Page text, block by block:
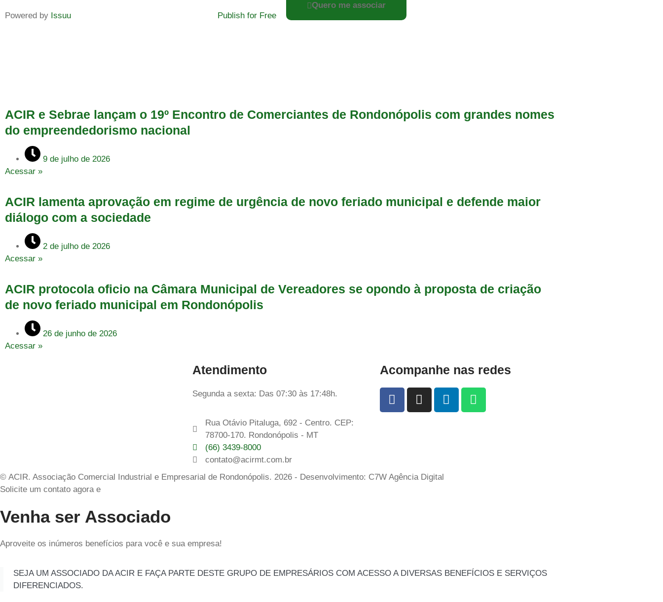
Powered by Issuu Publish for Free
Quero me associar
ACIR e Sebrae lançam o 19º Encontro de Comerciantes de Rondonópolis com grandes nomes
do empreendedorismo nacional
9 de julho de 2026
Acessar »
ACIR lamenta aprovação em regime de urgência de novo feriado municipal e defende maior
diálogo com a sociedade
2 de julho de 2026
Acessar »
ACIR protocola oficio na Câmara Municipal de Vereadores se opondo à proposta de criação
de novo feriado municipal em Rondonópolis
26 de junho de 2026
Acessar »
Atendimento
Segunda a sexta: Das 07:30 às 17:48h.
Rua Otávio Pitaluga, 692 - Centro. CEP:
78700-170. Rondonópolis - MT
(66) 3439-8000
contato@acirmt.com.br
Acompanhe nas redes
© ACIR. Associação Comercial Industrial e Empresarial de Rondonópolis. 2026 - Desenvolvimento: C7W Agência Digital
Solicite um contato agora e
Venha ser Associado
Aproveite os inúmeros benefícios para você e sua empresa!
SEJA UM ASSOCIADO DA ACIR E FAÇA PARTE DESTE GRUPO DE EMPRESÁRIOS COM ACESSO A DIVERSAS BENEFÍCIOS E SERVIÇOS
DIFERENCIADOS.